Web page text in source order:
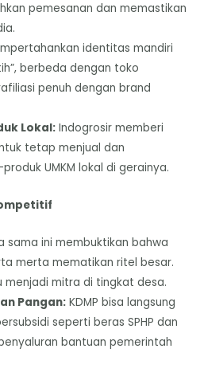
pemesanan dan memastikan
identitas mandiri
berbeda dengan toko
penuh dengan brand
Lokal: Indogrosir memberi
tetap menjual dan
UMKM lokal di gerainya.
sama ini membuktikan bahwa
merta mematikan ritel besar.
menjadi mitra di tingkat desa.
Pangan: KDMP bisa langsung
seperti beras SPHP dan
bantuan pemerintah